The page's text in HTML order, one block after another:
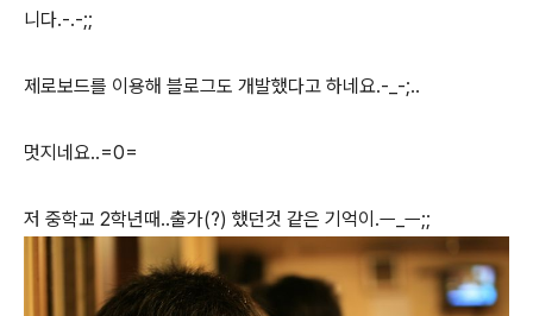
니다.-.-;;
제로보드를 이용해 블로그도 개발했다고 하네요.-_-;..
멋지네요..=0=
저 중학교 2학년때..출가(?) 했던것 같은 기억이.ㅡ_ㅡ;;